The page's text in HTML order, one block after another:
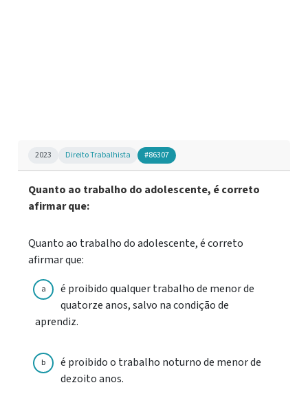
2023 Direito Trabalhista #86307
Quanto ao trabalho do adolescente, é correto
afirmar que:
Quanto ao trabalho do adolescente, é correto
afirmar que:
a
é proibido qualquer trabalho de menor de
quatorze anos, salvo na condição de
aprendiz.
b
é proibido o trabalho noturno de menor de
dezoito anos.